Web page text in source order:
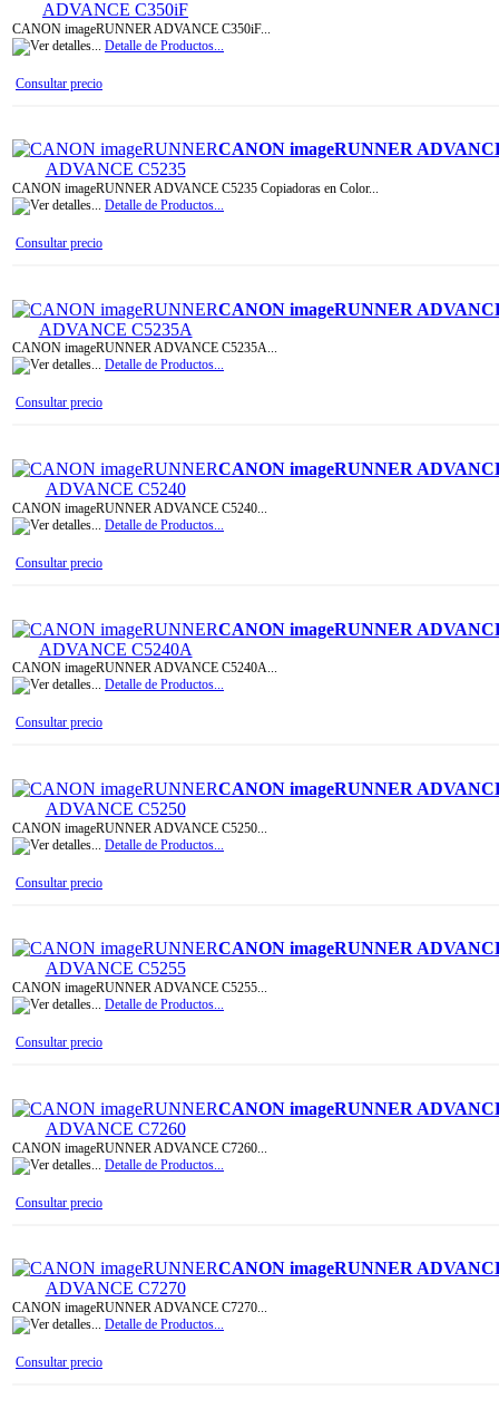
CANON imageRUNNER ADVANCE C350iF...
Detalle de Productos...
Consultar precio
CANON imageRUNNER
CANON imageRUNNER ADVANCE C5235 Copiadoras en Color...
Detalle de Productos...
Consultar precio
CANON imageRUNNER
CANON imageRUNNER ADVANCE C5235A...
Detalle de Productos...
Consultar precio
CANON imageRUNNER
CANON imageRUNNER ADVANCE C5240...
Detalle de Productos...
Consultar precio
CANON imageRUNNER
CANON imageRUNNER ADVANCE C5240A...
Detalle de Productos...
Consultar precio
CANON imageRUNNER
CANON imageRUNNER ADVANCE C5250...
Detalle de Productos...
Consultar precio
CANON imageRUNNER
CANON imageRUNNER ADVANCE C5255...
Detalle de Productos...
Consultar precio
CANON imageRUNNER
CANON imageRUNNER ADVANCE C7260...
Detalle de Productos...
Consultar precio
CANON imageRUNNER
CANON imageRUNNER ADVANCE C7270...
Detalle de Productos...
Consultar precio